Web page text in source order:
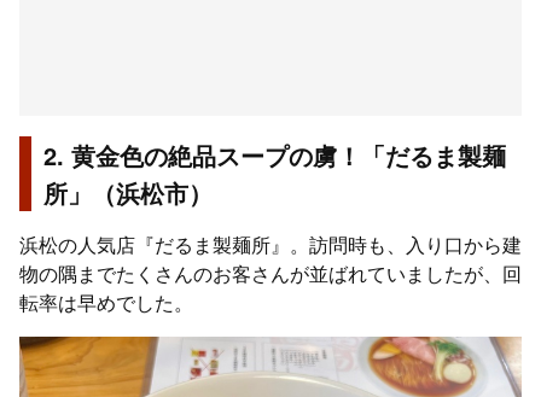
2. 黄金色の絶品スープの虜！「だるま製麺
所」（浜松市）
浜松の人気店『だるま製麺所』。訪問時も、入り口から建
物の隅までたくさんのお客さんが並ばれていましたが、回
転率は早めでした。